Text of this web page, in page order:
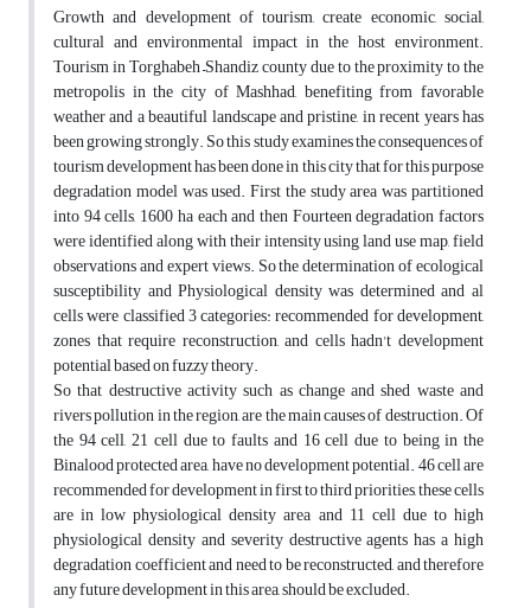
Growth and development of tourism, create economic, social,
cultural and environmental impact in the host environment.
Tourism in Torghabeh –Shandiz county due to the proximity to the
metropolis in the city of Mashhad, benefiting from favorable
weather and a beautiful landscape and pristine, in recent years has
been growing strongly. So this study examines the consequences of
tourism development has been done in this city that for this purpose
degradation model was used. First the study area was partitioned
into 94 cells, 1600 ha each and then Fourteen degradation factors
were identified along with their intensity using land use map, field
observations and expert views. So the determination of ecological
susceptibility and Physiological density was determined and al
cells were classified 3 categories: recommended for development,
zones that require reconstruction, and cells hadn't development
potential based on fuzzy theory.
So that destructive activity such as change and shed waste and
rivers pollution in the region, are the main causes of destruction. Of
the 94 cell, 21 cell due to faults and 16 cell due to being in the
Binalood protected area, have no development potential. 46 cell are
recommended for development in first to third priorities, these cells
are in low physiological density area and 11 cell due to high
physiological density and severity destructive agents has a high
degradation coefficient and need to be reconstructed, and therefore
any future development in this area, should be excluded.